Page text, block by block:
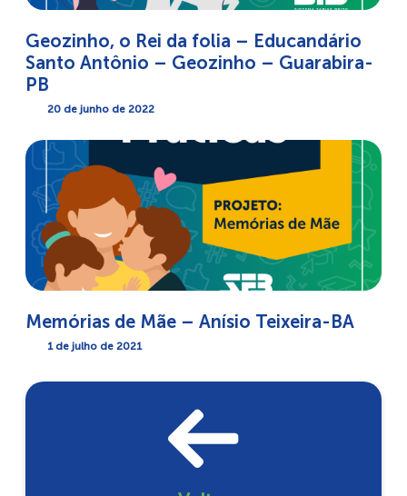
Geozinho, o Rei da folia – Educandário
Santo Antônio – Geozinho – Guarabira-
PB
20 de junho de 2022
Memórias de Mãe – Anísio Teixeira-BA
1 de julho de 2021